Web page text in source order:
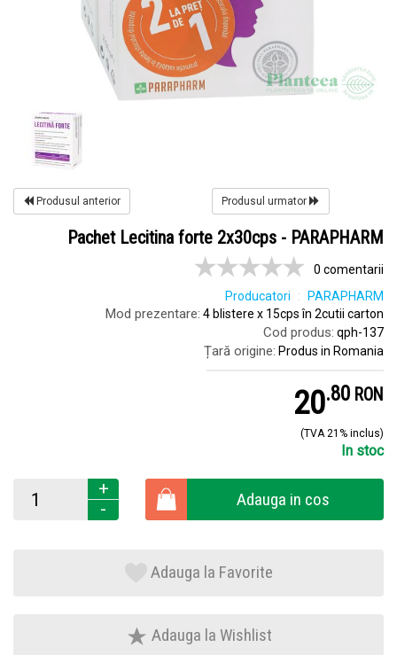
Produsul anterior Produsul urmator
Pachet Lecitina forte 2x30cps - PARAPHARM
0 comentarii
Producatori
PARAPHARM
Mod prezentare: 4 blistere x 15cps în 2cutii carton
Cod produs: qph-137
Țară origine: Produs in Romania
20.8 RON
(TVA 21% inclus)
In stoc
+
-
Adauga in cos
Adauga la Favorite
Adauga la Wishlist